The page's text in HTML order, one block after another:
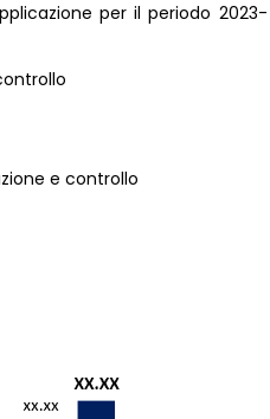
per il periodo 2023-
e controllo